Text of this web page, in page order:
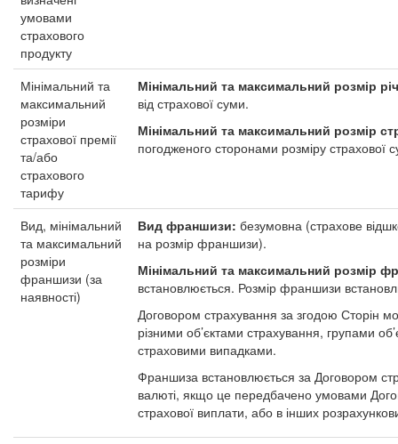
умовами
страхового
продукту
Мінімальний та
максимальний
розміри
страхової премії
та/або
страхового
тарифу
Мінімальний та максимальний розмір
від страхової суми.
Мінімальний та максимальний розмір
погодженого сторонами розміру страхової
Вид, мінімальний
та максимальний
розміри
франшизи (за
наявності)
Вид франшизи: безумовна (страхове
на розмір франшизи).
Мінімальний та максимальний розмір
встановлюється. Розмір франшизи
Договором страхування за згодою Сторін
різними об’єктами страхування, групами
страховими випадками.
Франшиза встановлюється за Договором
валюті, якщо це передбачено умовами
страхової виплати, або в інших